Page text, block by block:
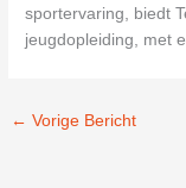
sportervaring, biedt
jeugdopleiding, met
← Vorige Bericht